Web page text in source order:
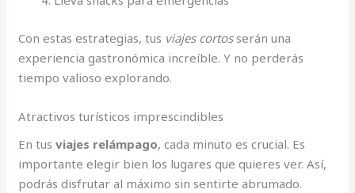
Con estas estrategias, tus viajes cortosserán una
experiencia gastronómica increíble. Y no perderás
tiempo valioso explorando.
Atractivos turísticos imprescindibles
En tusviajes relámpago, cada minuto es crucial. Es
importante elegir bien los lugares que quieres ver. Así,
podrás disfrutar al máximo sin sentirte abrumado.